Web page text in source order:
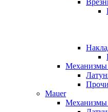
Механизмы
Mauer
Механизмы